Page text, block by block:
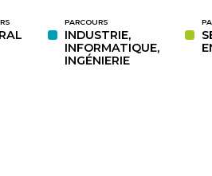
PARCOURS
INDUSTRIE,
INFORMATIQUE,
INGÉNIERIE